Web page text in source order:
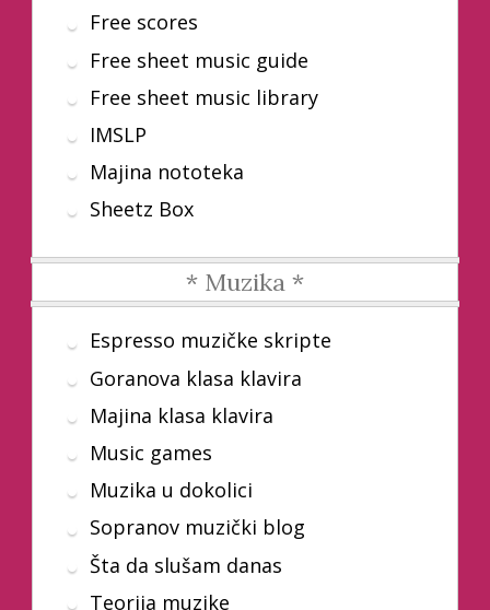
Free scores
Free sheet music guide
Free sheet music library
IMSLP
Majina nototeka
Sheetz Box
* Muzika *
Espresso muzičke skripte
Goranova klasa klavira
Majina klasa klavira
Music games
Muzika u dokolici
Sopranov muzički blog
Šta da slušam danas
Teorija muzike